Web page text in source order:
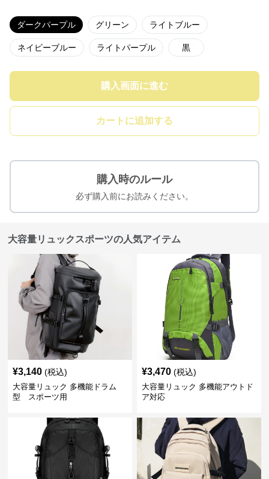
ダークパープル グリーン ライトブルー
ネイビーブルー ライトパープル 黒
購入画面に進む
カートに追加する
購入時のルール
必ず購入前にお読みください。
大容量リュックスポーツの人気アイテム
¥3,140 (税込)
大容量リュック 多機能ドラム
型 スポーツ用
¥3,470 (税込)
大容量リュック 多機能アウトド
ア対応